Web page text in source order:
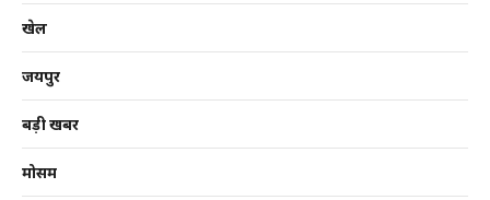
खेल
जयपुर
बड़ी खबर
मोसम